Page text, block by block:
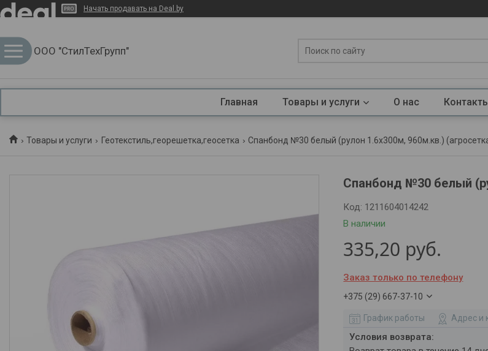
Начать продавать на Deal.by
ООО "СтилТехГрупп"
Главная Товары и услуги О нас
Товары и услуги Геотекстиль,георешетка,геосетка Спанбонд №30 белый (рулон 1.6х300м, 960м.кв.)
Спанбонд №30 белый
В наличии
Код: 1211604014242
335,20 руб.
Заказ только по телефону
+375 (29) 667-37-10
График работы Адрес и